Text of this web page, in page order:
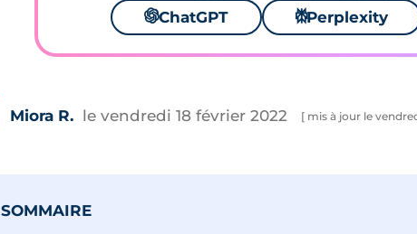
🌌ChatGPT ⚙Perplexity
Miora R. le vendredi 18 février 2022 [ mis à jour le
SOMMAIRE